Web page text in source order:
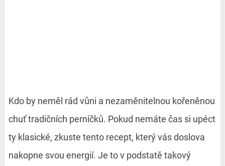
Kdo by neměl rád vůni a nezaměnitelnou kořeněnou
chuť tradičních perníčků. Pokud nemáte čas si upéct
ty klasické, zkuste tento recept, který vás doslova
nakopne svou energií. Je to v podstatě takový